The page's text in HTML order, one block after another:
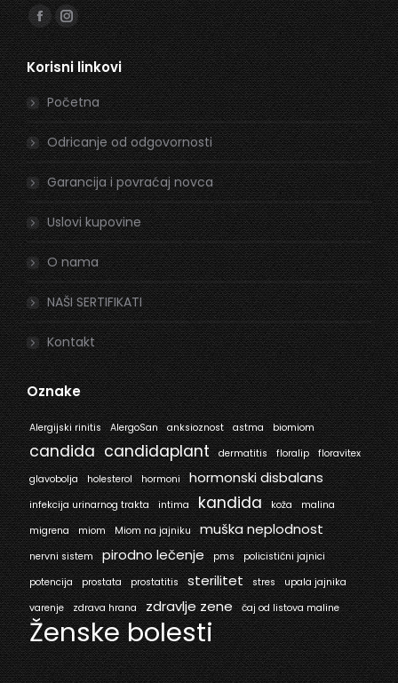
Find us on:
Facebook
page
opens
in
new
window
Instagram
page
opens
in
new
window
Korisni linkovi
Početna
Odricanje od odgovornosti
Garancija i povraćaj novca
Uslovi kupovine
O nama
NAŠI SERTIFIKATI
Kontakt
Oznake
Alergijski rinitis AlergoSan anksioznost astma biomiom
candida candidaplant dermatitis floralip
floravitex
glavobolja
holesterol hormoni hormonski disbalans
infekcija urinarnog trakta intima kandida koža
malina
migrena
miom Miom na jajniku muška neplodnost
nervni sistem pirodno lečenje pms
policistični jajnici
potencija
prostata prostatitis sterilitet stres
upala jajnika
varenje
zdrava hrana zdravlje zene čaj od listova maline
Ženske bolesti